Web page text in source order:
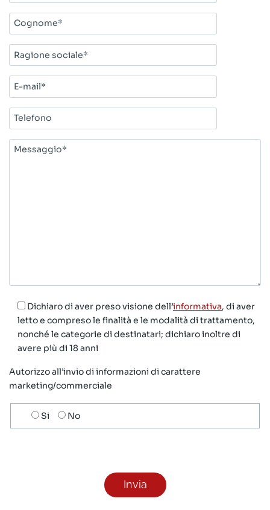
Cognome*
Ragione
sociale*
E-
mail*
Telefono
Messaggio*
Dichiaro di aver preso visione dell’informativa, di aver
letto e compreso le finalità e le modalità di trattamento,
nonché le categorie di destinatari; dichiaro inoltre di
avere più di 18 anni
Autorizzo all’invio di informazioni di carattere
marketing/commerciale
Scelta
invio
Si No